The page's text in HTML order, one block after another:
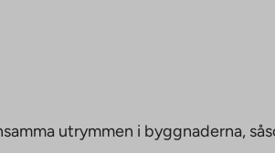
utrymmen i byggnaderna,